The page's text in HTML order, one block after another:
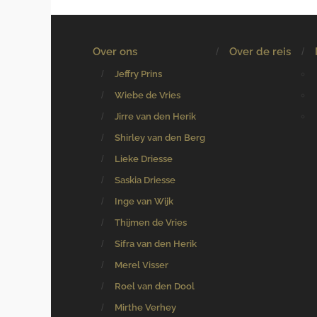
Over ons
Jeffry Prins
Wiebe de Vries
Jirre van den Herik
Shirley van den Berg
Lieke Driesse
Saskia Driesse
Inge van Wijk
Thijmen de Vries
Sifra van den Herik
Merel Visser
Roel van den Dool
Mirthe Verhey
Over de reis